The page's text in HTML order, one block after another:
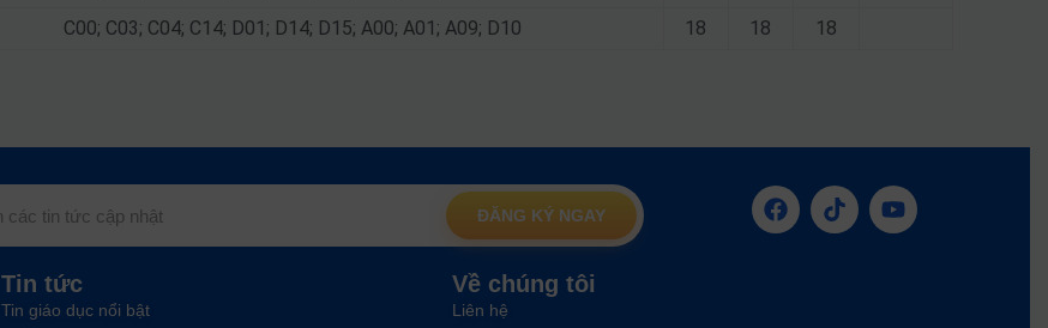
C00; C03; C04; C14; D01; D14; D15; A00; A01; A09; D10 18 18 18
ĐĂNG KÝ NGAY
Tin tức
Tin giáo dục nổi bật
Về chúng tôi
Liên hệ